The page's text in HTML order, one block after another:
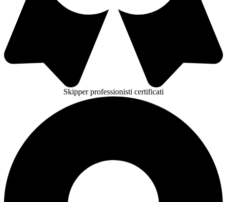
Skipper professionisti certificati